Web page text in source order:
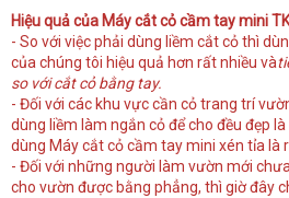
Hiệu quả của Máy cắt cỏ cầm tay mini
- So với việc phải dùng liềm cắt cỏ thì
của chúng tôi hiệu quả hơn rất nhiều và
so với cắt cỏ bằng tay.
- Đối với các khu vực cần cỏ trang trí
dùng liềm làm ngắn cỏ để cho đều đẹp
dùng Máy cắt cỏ cầm tay mini xén tỉa là
- Đối với những người làm vườn mới
cho vườn được bằng phẳng, thì giờ đây